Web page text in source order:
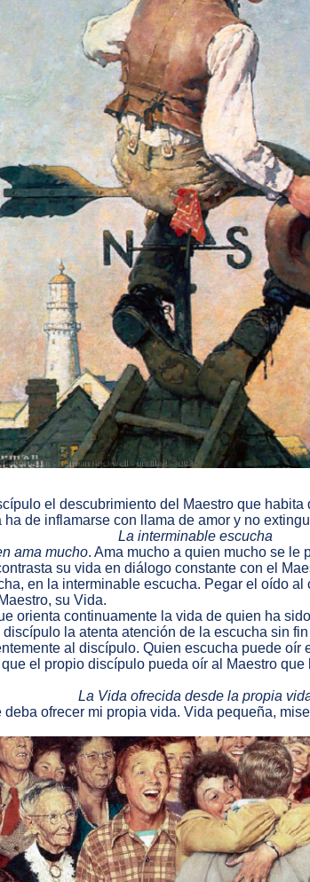
el descubrimiento del Maestro que
de inflamarse con llama de amor y no
La interminable escucha
ama mucho. Ama mucho a quien mucho se le
su vida en diálogo constante con el
en la interminable escucha. Pegar el oído al
su Vida.
orienta continuamente la vida de quien ha
la atenta atención de la escucha sin
al discípulo. Quien escucha puede oír
el propio discípulo pueda oír al Maestro que
La Vida ofrecida desde la propia
deba ofrecer mi propia vida. Vida pequeña,